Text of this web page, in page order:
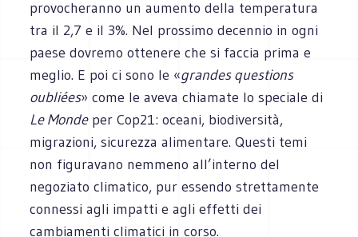
provocheranno un aumento della temperatura
tra il 2,7 e il 3%. Nel prossimo decennio in ogni
paese dovremo ottenere che si faccia prima e
meglio. E poi ci sono le «grandes questions
oubliées» come le aveva chiamate lo speciale di
Le Mondeper Cop21: oceani, biodiversità,
migrazioni, sicurezza alimentare. Questi temi
non figuravano nemmeno all’interno del
negoziato climatico, pur essendo strettamente
connessi agli impatti e agli effetti dei
cambiamenti climatici in corso.